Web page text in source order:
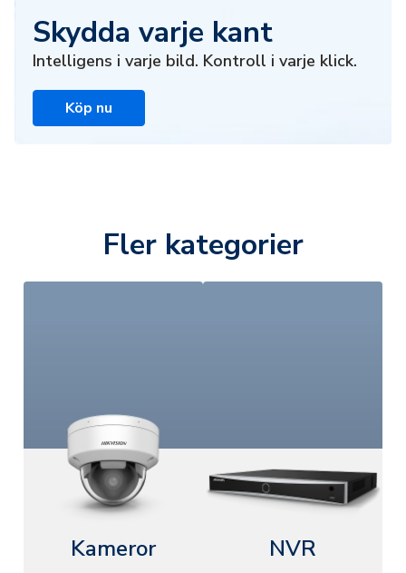
Skydda varje kant
Intelligens i varje bild. Kontroll i varje klick.
Köp nu
Fler kategorier
Kameror NVR